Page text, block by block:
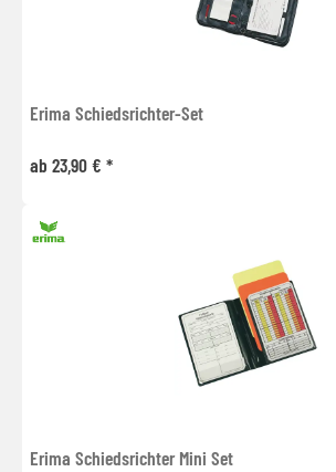
Erima Schiedsrichter-Set
ab 23,90 € *
Erima Schiedsrichter Mini Set